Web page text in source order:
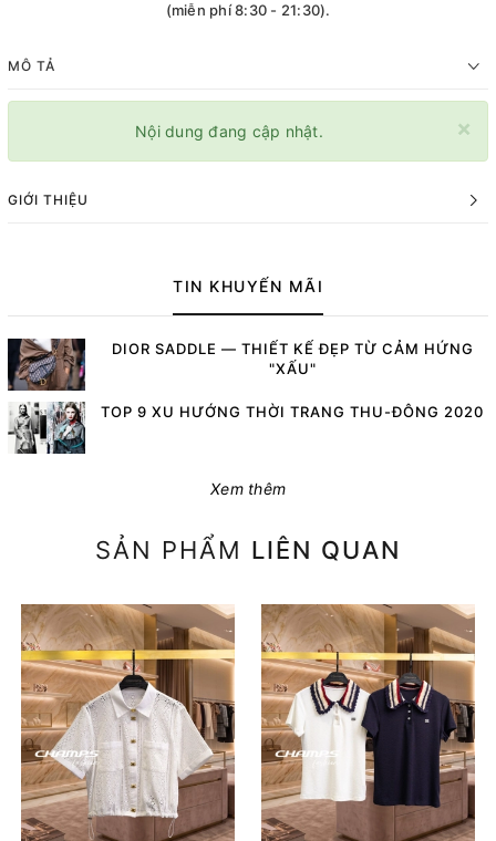
(miễn phí 8:30 - 21:30).
MÔ TẢ
×
Nội dung đang cập nhật.
GIỚI THIỆU
TIN KHUYẾN MÃI
DIOR SADDLE — THIẾT KẾ ĐẸP TỪ CẢM HỨNG
"XẤU"
TOP 9 XU HƯỚNG THỜI TRANG THU-ĐÔNG 2020
Xem thêm
SẢN PHẨM LIÊN QUAN